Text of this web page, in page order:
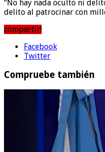
“No hay nada oculto ni
delito al patrocinar con
compartir!
Facebook
Twitter
Compruebe también